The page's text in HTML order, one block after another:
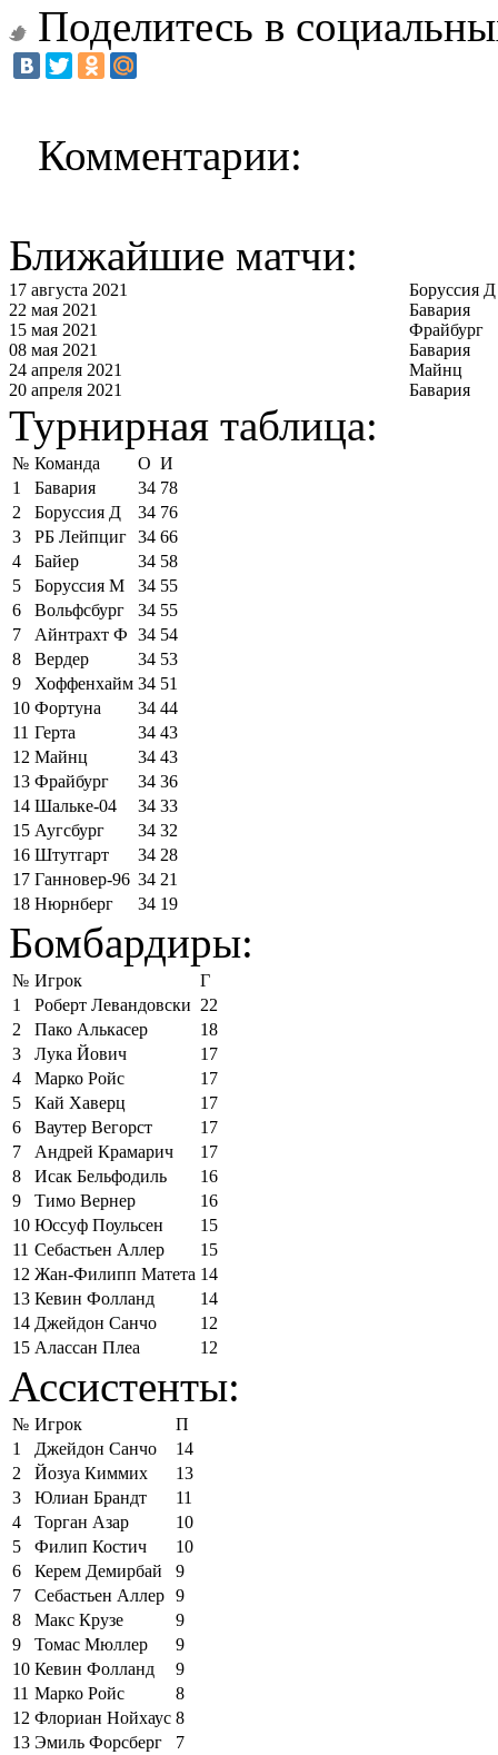
Поделитесь в
Комментарии:
Ближайшие матчи:
17 августа 2021
Боруссия Д
22 мая 2021
Бавария
15 мая 2021
Фрайбург
08 мая 2021
Бавария
24 апреля 2021
Майнц
20 апреля 2021
Бавария
Турнирная таблица:
№ Команда О И
1
Бавария 34 78
2
Боруссия Д 34 76
3
РБ Лейпциг 34 66
4
Байер 34 58
5
Боруссия М 34 55
6
Вольфсбург 34 55
7
Айнтрахт Ф 34 54
8
Вердер 34 53
9
Хоффенхайм 34 51
10 Фортуна 34 44
11 Герта 34 43
12 Майнц 34 43
13 Фрайбург 34 36
14 Шальке-04 34 33
15 Аугсбург 34 32
16 Штутгарт 34 28
17 Ганновер-96 34 21
18 Нюрнберг 34 19
Бомбардиры:
№ Игрок
Г
1
Роберт Левандовски 22
2
Пако Алькасер
18
3
Лука Йович
17
4
Марко Ройс
17
5
Кай Хаверц
17
6
Ваутер Вегорст
17
7
Андрей Крамарич
17
8
Исак Бельфодиль
16
9
Тимо Вернер
16
10 Юссуф Поульсен
15
11 Себастьен Аллер
15
12 Жан-Филипп Матета 14
13 Кевин Фолланд
14
14 Джейдон Санчо
12
15 Алассан Плеа 12
Ассистенты:
№ Игрок
П
1
Джейдон Санчо
14
2
Йозуа Киммих
13
3
Юлиан Брандт
11
4
Торган Азар
10
5
Филип Костич
10
6
Керем Демирбай
9
7
Себастьен Аллер 9
8
Макс Крузе
9
9
Томас Мюллер
9
10 Кевин Фолланд
9
11 Марко Ройс
8
12 Флориан Нойхаус 8
13 Эмиль Форсберг
7